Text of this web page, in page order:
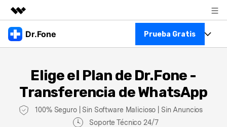
Productos destacados
Resumen
Soluciones
Quiénes somos
Dr.Fone Prueba Gratis
Ver Kit Completo >
Productos
Para PC
Elige el Plan de Dr.Fone -
Transferencia de WhatsApp
100% Seguro | Sin Software Malicioso | Sin Anuncios
Soporte Técnico 24/7